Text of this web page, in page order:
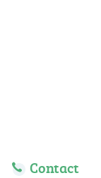
Contact